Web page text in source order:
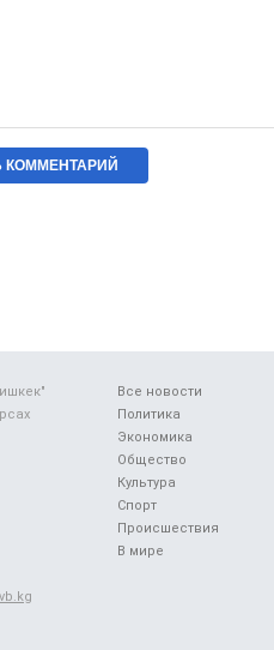
Все новости
Политика
Экономика
Общество
Культура
Спорт
Происшествия
В мире